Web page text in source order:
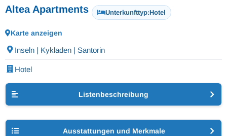
Altea Apartments Unterkunfttyp:Hotel
Karte anzeigen
Inseln | Kykladen | Santorin
Hotel
Listenbeschreibung
Ausstattungen und Merkmale